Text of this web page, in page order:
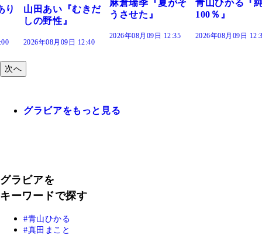
だ
麻倉瑞季『夏がそ
うさせた』
青山ひかる『純度
100％』
2026年08月09日 12:30
次へ
グラビアをもっと見る
グラビアを
キーワードで探す
青山ひかる
真田まこと